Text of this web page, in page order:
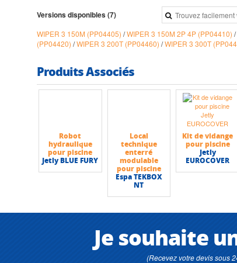
Versions disponibles (7)
WIPER 3 150M (PP04405) /WIPER 3 150M 2P 4P (PP04410) /
(PP04420) /WIPER 3 200T (PP04460) /WIPER 3 300T
Produits Associés
Robot
hydraulique
pour piscine
Jetly BLUE FURY
Local
technique
enterré
modulable
pour piscine
Espa TEKBOX
NT
Kit de vidange
pour piscine
Jetly
EUROCOVER
Je souhaite
(Recevez votre devis sous